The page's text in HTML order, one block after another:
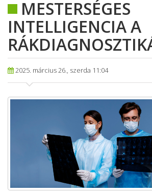
MESTERSÉGES
INTELLIGENCIA A
2025. március 26., szerda 11:04